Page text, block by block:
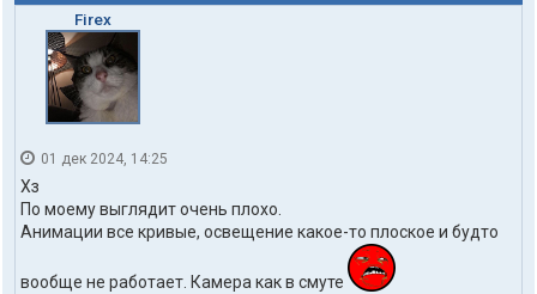
Firex
01 дек 2024, 14:25
Хз
По моему выглядит очень плохо.
Анимации все кривые, освещение какое-то плоское и будто
вообще не работает. Камера как в смуте